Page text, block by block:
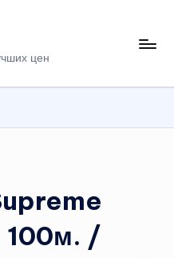
цен
100м. /